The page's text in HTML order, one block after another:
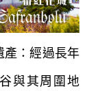
產：經過長年
與其周圍地